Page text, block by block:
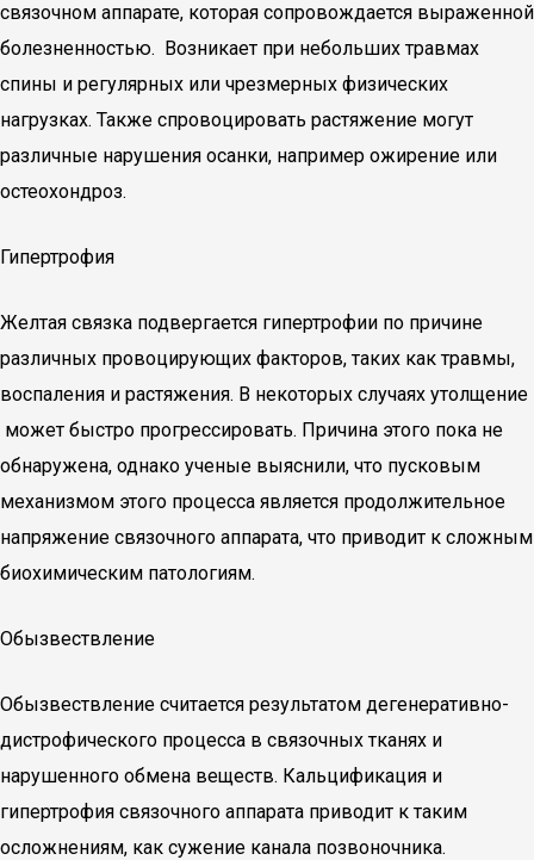
связочном аппарате, которая сопровождается выраженной
болезненностью. Возникает при небольших травмах
спины и регулярных или чрезмерных физических
нагрузках. Также спровоцировать растяжение могут
различные нарушения осанки, например ожирение или
остеохондроз.
Гипертрофия
Желтая связка подвергается гипертрофии по причине
различных провоцирующих факторов, таких как травмы,
воспаления и растяжения. В некоторых случаях утолщение
может быстро прогрессировать. Причина этого пока не
обнаружена, однако ученые выяснили, что пусковым
механизмом этого процесса является продолжительное
напряжение связочного аппарата, что приводит к сложным
биохимическим патологиям.
Обызвествление
Обызвествление считается результатом дегенеративно-
дистрофического процесса в связочных тканях и
нарушенного обмена веществ. Кальцификация и
гипертрофия связочного аппарата приводит к таким
осложнениям, как сужение канала позвоночника.